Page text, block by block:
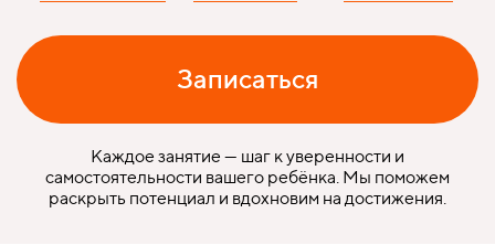
Записаться
Каждое занятие — шаг к уверенности и
самостоятельности вашего ребё нка. Мы поможем
раскрыть потенциал и вдохновим на достижения.